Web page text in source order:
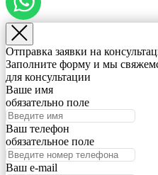
Отправка заявки на
Заполните форму и мы
для консультации
Ваше имя
обязательно поле
Ваш телефон
обязательное поле
Ваш e-mail